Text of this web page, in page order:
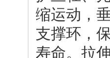
缩运动，
支撑环，
寿命。拉